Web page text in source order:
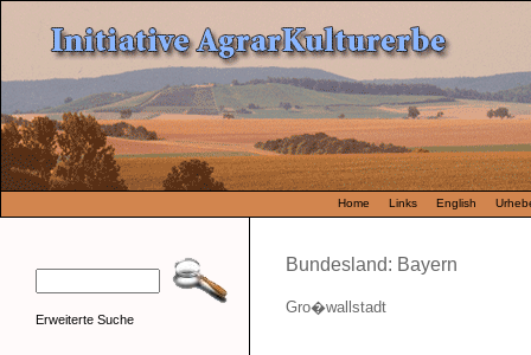
Home Links English
Erweiterte Suche
Bundesland: Bayern
Gro�wallstadt